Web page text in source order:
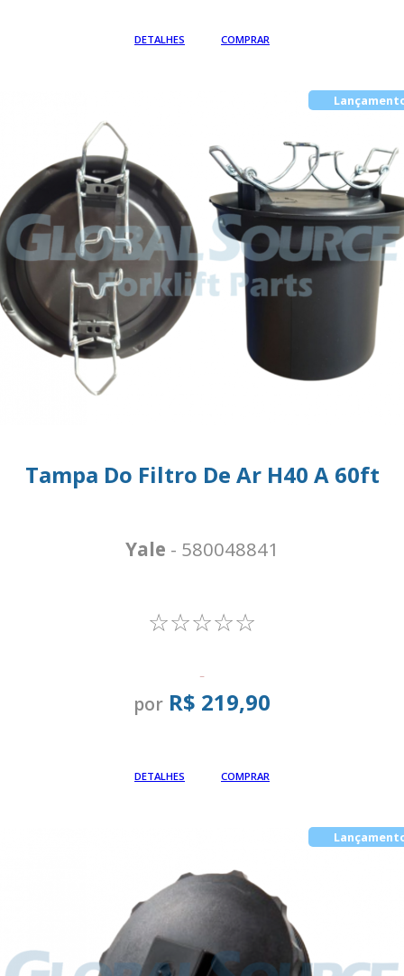
DETALHES COMPRAR
Tampa Do Filtro De Ar H40 A 60ft
Yale - 580048841
☆☆☆☆☆
-
por R$ 219,90
DETALHES COMPRAR